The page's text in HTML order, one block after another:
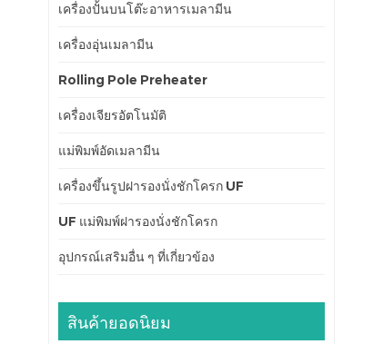
เครื่องปั้นบนโต๊ะอาหารเมลามีน
เครื่องอุ่นเมลามีน
Rolling Pole Preheater
เครื่องเจียรอัตโนมัติ
แม่พิมพ์อัดเมลามีน
เครื่องขึ้นรูปฝารองนั่งชักโครก UF
UF แม่พิมพ์ฝารองนั่งชักโครก
อุปกรณ์เสริมอื่น ๆ ที่เกี่ยวข้อง
สินค้ายอดนิยม